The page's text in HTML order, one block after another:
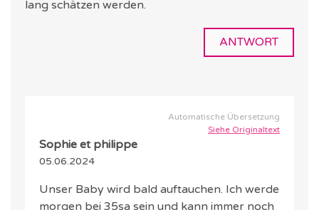
lang schätzen werden.
ANTWORT
Automatische Übersetzung
Siehe Originaltext
Sophie et philippe
05.06.2024
Unser Baby wird bald auftauchen. Ich werde
morgen bei 35sa sein und kann immer noch